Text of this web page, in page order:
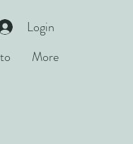
Login
More